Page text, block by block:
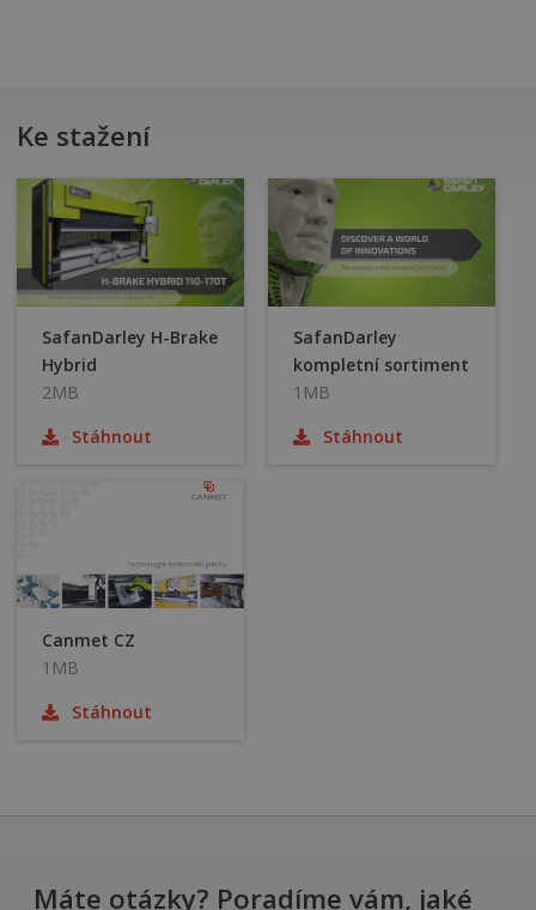
Ke stažení
SafanDarley H-Brake
Hybrid
2MB
Stáhnout
SafanDarley
kompletní sortiment
1MB
Stáhnout
Canmet CZ
1MB
Stáhnout
Máte otázky? Poradíme vám, jaké